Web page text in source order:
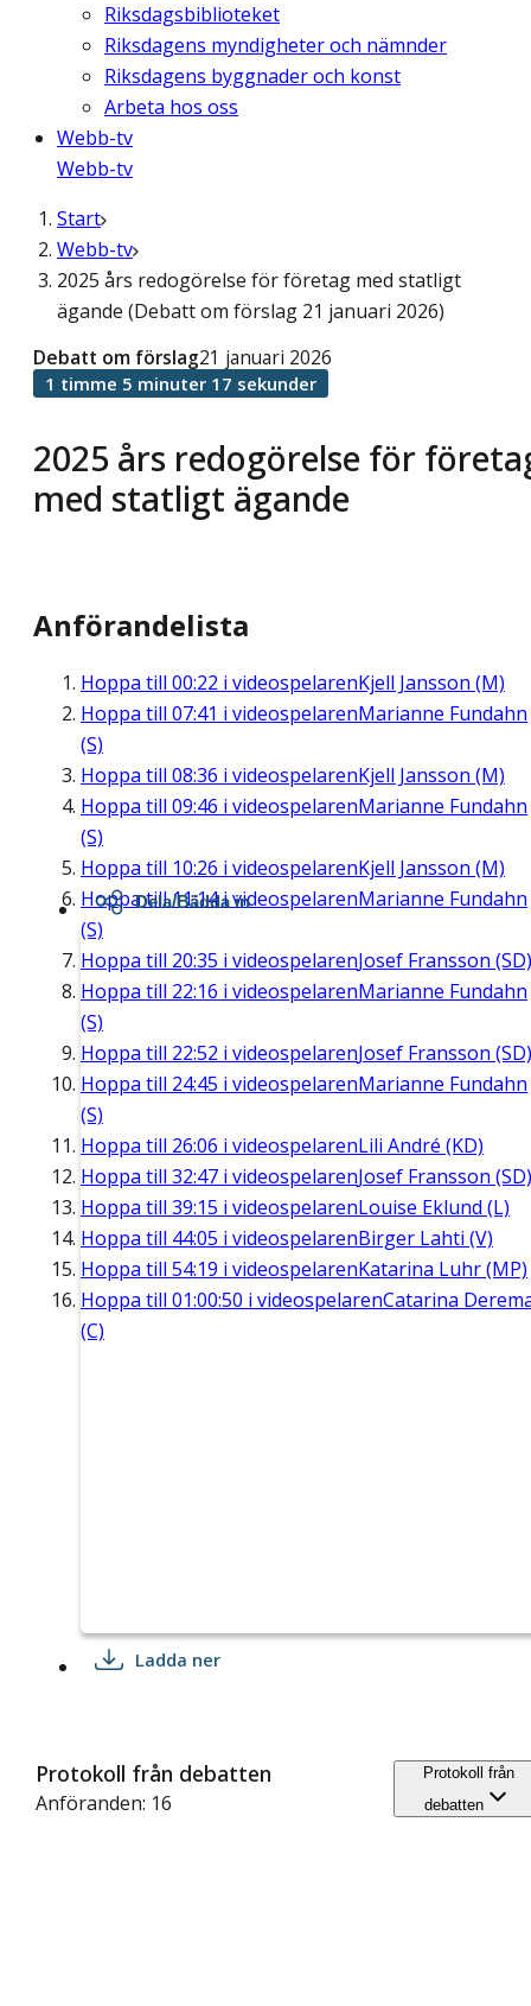
Riksdagsbiblioteket
Riksdagens myndigheter och nämnder
Riksdagens byggnader och konst
Arbeta hos oss
Webb-tv
Webb-tv
Start
Webb-tv
2025 års redogörelse för företag med statligt
ägande (Debatt om förslag 21 januari 2026)
2025 års redogörelse för
med statligt ägande
Debatt om förslag21 januari 2026
1 timme 5 minuter 17 sekunder
Anförandelista
Hoppa till 00:22 i videospelarenKjell Jansson (M)
Hoppa till 07:41 i videospelarenMarianne Fundahn
(S)
Hoppa till 08:36 i videospelarenKjell Jansson (M)
Hoppa till 09:46 i videospelarenMarianne Fundahn
(S)
Hoppa till 10:26 i videospelarenKjell Jansson (M)
Hoppa till11:14i videospelarenMarianne Fundahn
(S)
Hoppa till 20:35 i videospelarenJosef Fransson (SD)
Hoppa till 22:16 i videospelarenMarianne Fundahn
(S)
Hoppa till 22:52 i videospelarenJosef Fransson (SD)
Hoppa till 24:45 i videospelarenMarianne Fundahn
(S)
Hoppa till 26:06 i videospelarenLili André (KD)
Hoppa till 32:47 i videospelarenJosef Fransson (SD)
Hoppa till 39:15 i videospelarenLouise Eklund (L)
Hoppa till 44:05 i videospelarenBirger Lahti (V)
Hoppa till 54:19 i videospelarenKatarina Luhr (MP)
Hoppa till 01:00:50 i videospelarenCatarina
(C)
Dela/Bädda in
Ladda ner
Protokoll från debatten
Anföranden: 16
Protokoll från
debatten